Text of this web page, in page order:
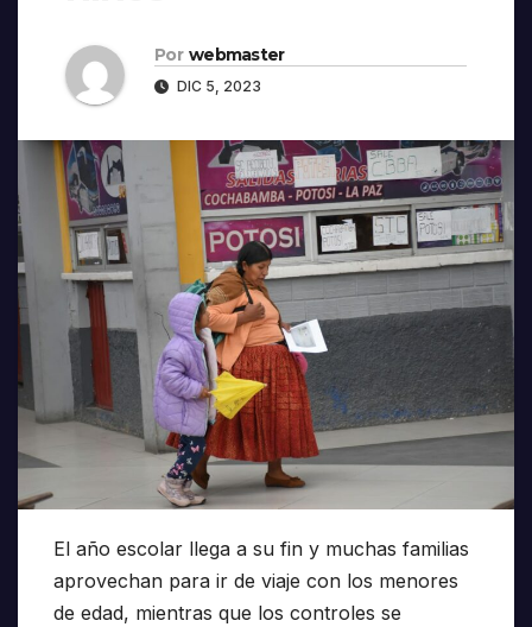
Por webmaster
DIC 5, 2023
El año escolar llega a su fin y muchas familias
aprovechan para ir de viaje con los menores
de edad, mientras que los controles se